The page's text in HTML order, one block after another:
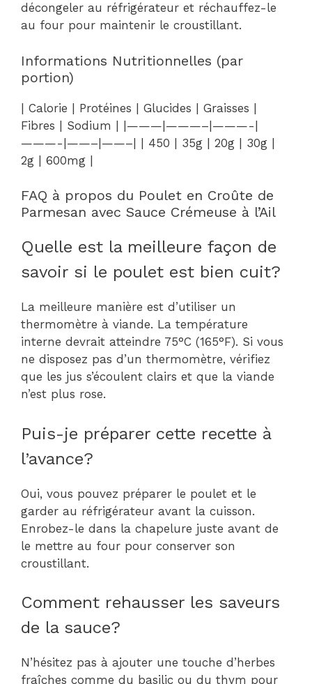
décongeler au réfrigérateur et réchauffez-le
au four pour maintenir le croustillant.
Informations Nutritionnelles (par
portion)
| Calorie | Protéines | Glucides | Graisses |
Fibres | Sodium | |———|———–|———-|
———-|——–|——–| | 450 | 35g | 20g | 30g |
2g | 600mg |
FAQ à propos du Poulet en Croûte de
Parmesan avec Sauce Crémeuse à l’Ail
Quelle est la meilleure façon de
savoir si le poulet est bien cuit?
La meilleure manière est d’utiliser un
thermomètre à viande. La température
interne devrait atteindre 75°C (165°F). Si vous
ne disposez pas d’un thermomètre, vérifiez
que les jus s’écoulent clairs et que la viande
n’est plus rose.
Puis-je préparer cette recette à
l’avance?
Oui, vous pouvez préparer le poulet et le
garder au réfrigérateur avant la cuisson.
Enrobez-le dans la chapelure juste avant de
le mettre au four pour conserver son
croustillant.
Comment rehausser les saveurs
de la sauce?
N’hésitez pas à ajouter une touche d’herbes
fraîches comme du basilic ou du thym pour